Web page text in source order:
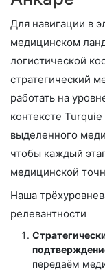
Для навигации в
медицинском
логистической
стратегический
работать на
контексте
выделенного
чтобы каждый
медицинской
Наша
релевантности
передаём